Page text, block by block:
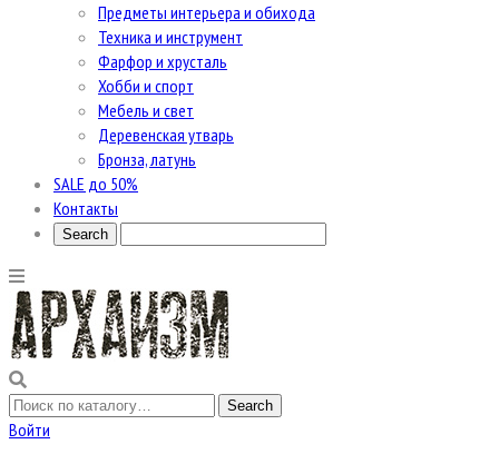
Предметы интерьера и обихода
Техника и инструмент
Фарфор и хрусталь
Хобби и спорт
Мебель и свет
Деревенская утварь
Бронза, латунь
SALE до 50%
Контакты
Войти